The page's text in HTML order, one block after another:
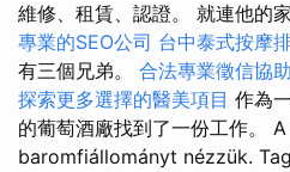
維修、租賃、認證。 就連他的
專業的SEO公司 台中泰式按摩
有三個兄弟。 合法專業徵信協助
探索更多選擇的醫美項目 作為
的葡萄酒廠找到了一份工作。
baromfiállományt nézzük.